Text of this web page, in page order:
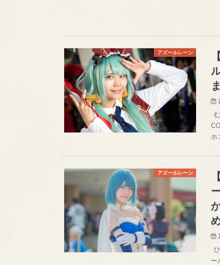
アズールレーン
ホ
アズールレーン
ー